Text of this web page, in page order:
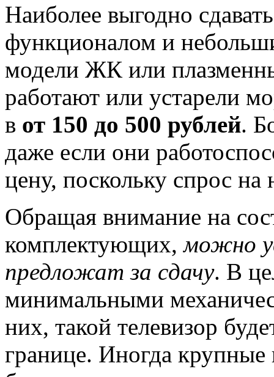
Наиболее выгодно
функционалом и
модели ЖК или
работают или устарели
в от 150 до 500 рублей.
даже если они
цену, поскольку спрос
Обращая внимание на
комплектующих, можно
предложат за сдачу. В
минимальными
них, такой телевизор
границе. Иногда